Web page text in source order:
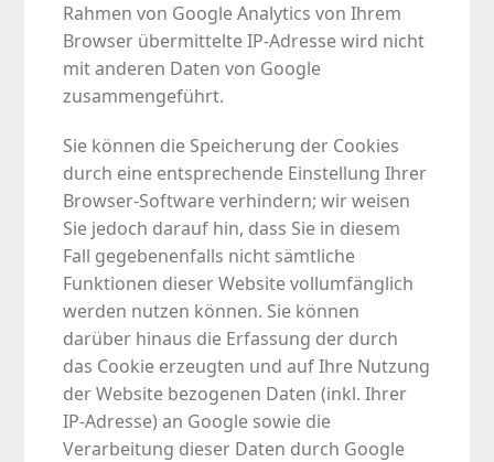
Rahmen von Google Analytics von Ihrem
Browser übermittelte IP-Adresse wird nicht
mit anderen Daten von Google
zusammengeführt.
Sie können die Speicherung der Cookies
durch eine entsprechende Einstellung Ihrer
Browser-Software verhindern; wir weisen
Sie jedoch darauf hin, dass Sie in diesem
Fall gegebenenfalls nicht sämtliche
Funktionen dieser Website vollumfänglich
werden nutzen können. Sie können
darüber hinaus die Erfassung der durch
das Cookie erzeugten und auf Ihre Nutzung
der Website bezogenen Daten (inkl. Ihrer
IP-Adresse) an Google sowie die
Verarbeitung dieser Daten durch Google